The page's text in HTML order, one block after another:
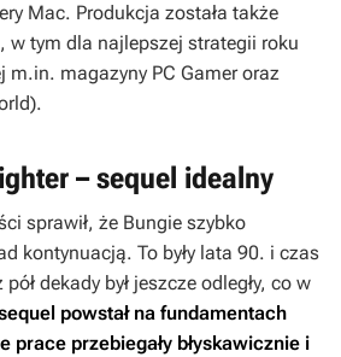
Mac. Produkcja została także
w tym dla najlepszej strategii roku
m.in. magazyny PC Gamer oraz
– sequel idealny
sprawił, że Bungie szybko
kontynuacją. To były lata 90. i czas
dekady był jeszcze odległy, co w
powstał na fundamentach
prace przebiegały błyskawicznie i